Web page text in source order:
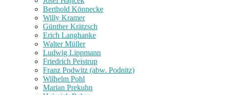
Berthold Könnecke
Willy Kramer
Günther Krätzsch
Erich Langhanke
Walter Müller
Ludwig Lippmann
Friedrich Peistrup
Franz Podwitz (abw. Podnitz)
Wilhelm Pohl
Marian Prekuhn